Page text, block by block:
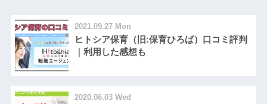
2021.09.27 Mon
ヒトシア保育（旧:保育ひろば）口コミ評判
｜利用した感想も
2020.06.03 Wed